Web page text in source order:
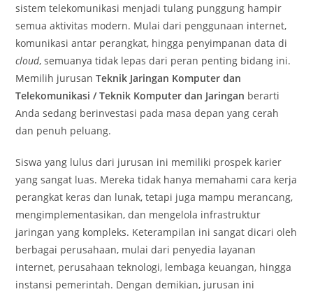
sistem telekomunikasi menjadi tulang punggung hampir
semua aktivitas modern. Mulai dari penggunaan internet,
komunikasi antar perangkat, hingga penyimpanan data di
cloud, semuanya tidak lepas dari peran penting bidang ini.
Memilih jurusanTeknik Jaringan Komputer dan
Telekomunikasi / Teknik Komputer dan Jaringan berarti
Anda sedang berinvestasi pada masa depan yang cerah
dan penuh peluang.
Siswa yang lulus dari jurusan ini memiliki prospek karier
yang sangat luas. Mereka tidak hanya memahami cara kerja
perangkat keras dan lunak, tetapi juga mampu merancang,
mengimplementasikan, dan mengelola infrastruktur
jaringan yang kompleks. Keterampilan ini sangat dicari oleh
berbagai perusahaan, mulai dari penyedia layanan
internet, perusahaan teknologi, lembaga keuangan, hingga
instansi pemerintah. Dengan demikian, jurusan ini